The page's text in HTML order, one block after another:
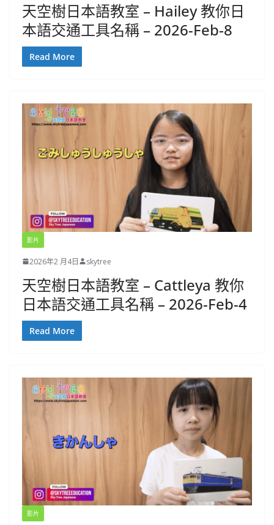
天空樹日本語教室 – Hailey 教你日
本語交通工具名稱 – 2026-Feb-8
Read More
影片
2026年2 月4日 skytree
天空樹日本語教室 – Cattleya 教你
日本語交通工具名稱 – 2026-Feb-4
Read More
影片